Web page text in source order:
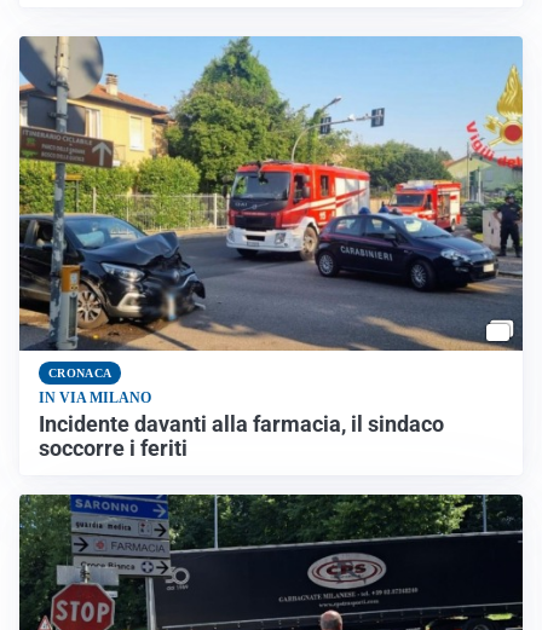
CRONACA
IN VIA MILANO
Incidente davanti alla farmacia, il sindaco
soccorre i feriti